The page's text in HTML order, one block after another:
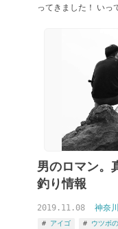
ってきました！ い
男のロマン。
釣り情報
2019.11.08 神奈
アイゴ ウツボ